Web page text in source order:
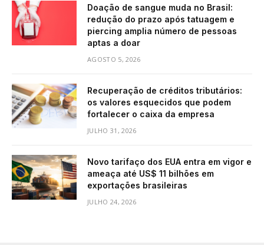
Doação de sangue muda no Brasil:
redução do prazo após tatuagem e
piercing amplia número de pessoas
aptas a doar
AGOSTO 5, 2026
Recuperação de créditos tributários:
os valores esquecidos que podem
fortalecer o caixa da empresa
JULHO 31, 2026
Novo tarifaço dos EUA entra em vigor e
ameaça até US$ 11 bilhões em
exportações brasileiras
JULHO 24, 2026